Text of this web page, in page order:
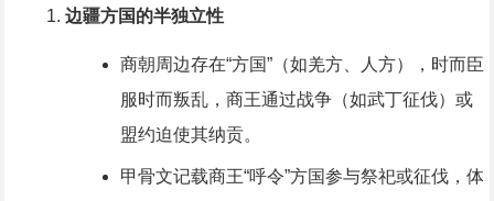
边疆方国的半独立性
商朝周边存在“方国”（如羌方、人方），时而臣
服时而叛乱，商王通过战争（如武丁征伐）或
盟约迫使其纳贡。
甲骨文记载商王“呼令”方国参与祭祀或征伐，体